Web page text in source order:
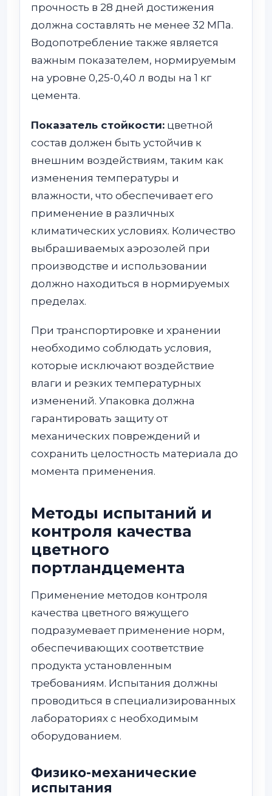
прочность в 28 дней достижения
должна составлять не менее 32 МПа.
Водопотребление также является
важным показателем, нормируемым
на уровне 0,25-0,40 л воды на 1 кг
цемента.
Показатель стойкости: цветной
состав должен быть устойчив к
внешним воздействиям, таким как
изменения температуры и
влажности, что обеспечивает его
применение в различных
климатических условиях. Количество
выбрашиваемых аэрозолей при
производстве и использовании
должно находиться в нормируемых
пределах.
При транспортировке и хранении
необходимо соблюдать условия,
которые исключают воздействие
влаги и резких температурных
изменений. Упаковка должна
гарантировать защиту от
механических повреждений и
сохранить целостность материала до
момента применения.
Методы испытаний и
контроля качества
цветного
портландцемента
Применение методов контроля
качества цветного вяжущего
подразумевает применение норм,
обеспечивающих соответствие
продукта установленным
требованиям. Испытания должны
проводиться в специализированных
лабораториях с необходимым
оборудованием.
Физико-механические
испытания